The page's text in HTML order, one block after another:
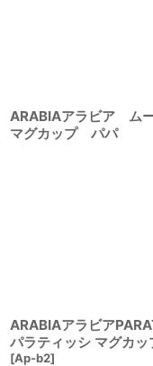
ARABIAアラビア ム
マグカップ パパ
ARABIAアラビア
パラティッシ マグカ
[Ap-b2]